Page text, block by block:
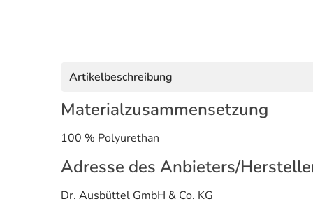
Artikelbeschreibung
Materialzusammensetzung
100 % Polyurethan
Adresse des Anbieters/
Dr. Ausbüttel GmbH & Co. KG